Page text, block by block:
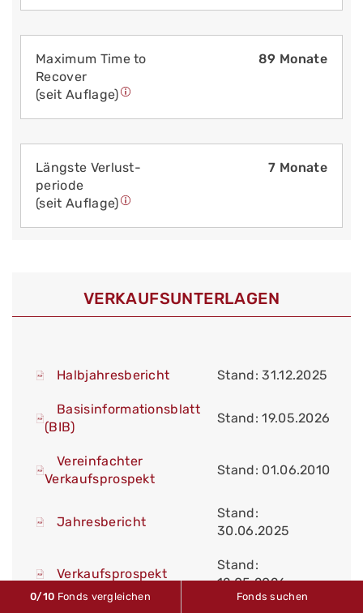
Maximum Time to
Recover
(seit Auflage)
89 Monate
Längste Verlust­
periode
(seit Auflage)
7 Monate
VERKAUFS­UNTERLAGEN
Halbjahresbericht Stand: 31.12.2025
Basisinformationsblatt
(BIB)
Stand: 19.05.2026
Vereinfachter
Verkaufsprospekt
Stand: 01.06.2010
Jahresbericht
Stand:
30.06.2025
Verkaufsprospekt
Stand:
12.05.2026
0/10 Fonds vergleichen Fonds suchen